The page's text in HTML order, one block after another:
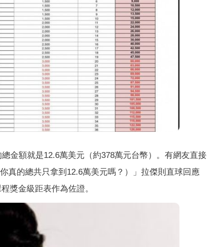
金額就是12.6萬美元（約378萬元台幣）。有網友直接
真的總共只拿到12.6萬美元嗎？）」拉傑則直球回應
獎金級距表作為佐證。